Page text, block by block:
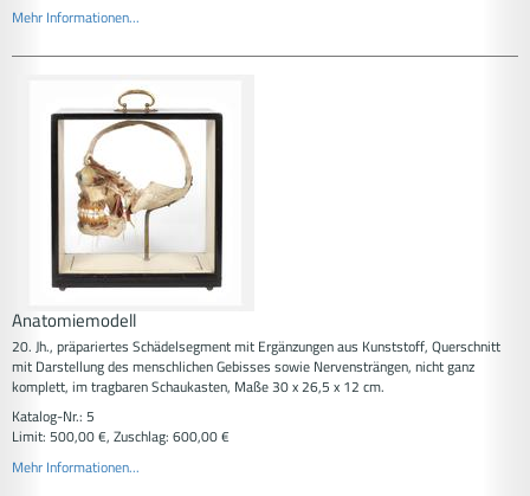
Mehr Informationen...
Anatomiemodell
20. Jh., präpariertes Schädelsegment mit Ergänzungen aus Kunststoff, Querschnitt
mit Darstellung des menschlichen Gebisses sowie Nervensträngen, nicht ganz
komplett, im tragbaren Schaukasten, Maße 30 x 26,5 x 12 cm.
Katalog-Nr.: 5
Limit: 500,00 €, Zuschlag: 600,00 €
Mehr Informationen...